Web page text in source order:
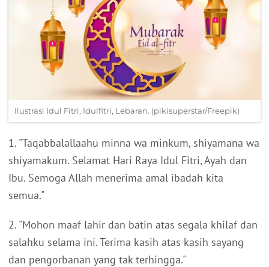
Ilustrasi Idul Fitri, Idulfitri, Lebaran. (pikisuperstar/Freepik)
1. "Taqabbalallaahu minna wa minkum, shiyamana wa
shiyamakum. Selamat Hari Raya Idul Fitri, Ayah dan
Ibu. Semoga Allah menerima amal ibadah kita
semua."
2. "Mohon maaf lahir dan batin atas segala khilaf dan
salahku selama ini. Terima kasih atas kasih sayang
dan pengorbanan yang tak terhingga."